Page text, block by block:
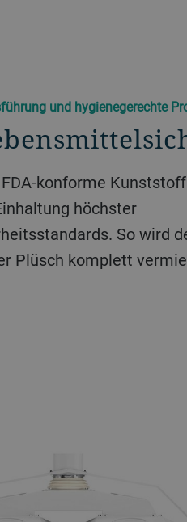
und hygienegerechte
konforme
höchster
So wird
Plüsch komplett